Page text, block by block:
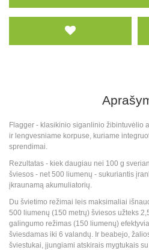
Flagger - klasikinio siganlinio žibintuvėlio
ir lengvesniame korpuse, kuriame
sprendimai.
Rezultatas - kiek daugiau nei 100 g
šviesos - net 500 liumenų - sukuriantis
įkraunamą akumuliatorių.
Du švietimo režimai leis maksimaliai
500 liumenų (150 metrų) šviesos užteks
galingumo režimas (150 liumenų)
šviesdamas iki 6 valandų. Ir beabejo,
šviestukai, įjungiami atskirais mygtukais